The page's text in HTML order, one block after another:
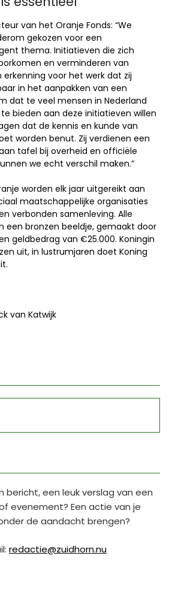
van het Oranje Fonds: “We
gekozen voor een
thema. Initiatieven die zich
en verminderen van
voor het werk dat zij
in het aanpakken van een
dat te veel mensen in Nederland
bieden aan deze initiatieven willen
dat de kennis en kunde van
worden benut. Zij verdienen een
tafel bij overheid en officiële
we echt verschil maken.”
worden elk jaar uitgereikt aan
maatschappelijke organisaties
verbonden samenleving. Alle
een bronzen beeldje, gemaakt door
geldbedrag van €25.000. Koningin
uit, in lustrumjaren doet Koning
van Katwijk
bericht, een leuk verslag van een
evenement? Een actie van je
de aandacht brengen?
redactie@zuidhorn.nu